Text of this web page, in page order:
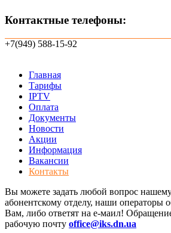
Контактные телефоны:
+7(949) 588-15-92
Главная
Тарифы
IPTV
Оплата
Документы
Новости
Акции
Информация
Вакансии
Контакты
Вы можете задать любой вопрос
абонентскому отделу, наши операторы
Вам, либо ответят на е-маил!
рабочую почту office@iks.dn.ua